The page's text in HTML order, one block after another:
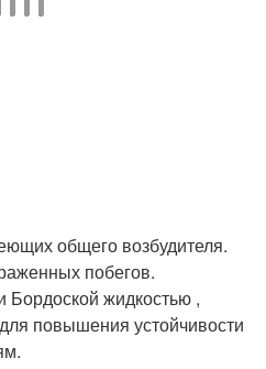
общего возбудителя.
побегов.
Бордоской жидкостью ,
повышения устойчивости